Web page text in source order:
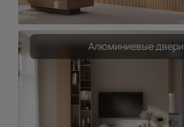
Алюминиевые двери